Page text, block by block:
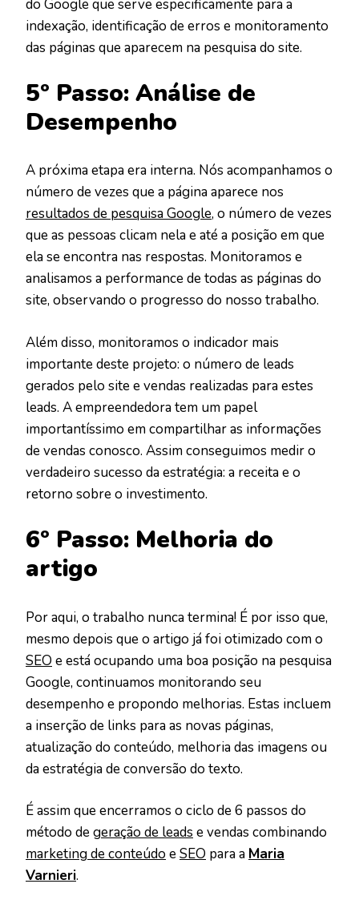
do Google que serve especificamente para a
indexação, identificação de erros e monitoramento
das páginas que aparecem na pesquisa do site.
5º Passo: Análise de
Desempenho
A próxima etapa era interna. Nós acompanhamos o
número de vezes que a página aparece nos
resultados de pesquisa Google, o número de vezes
que as pessoas clicam nela e até a posição em que
ela se encontra nas respostas. Monitoramos e
analisamos a performance de todas as páginas do
site, observando o progresso do nosso trabalho.
Além disso, monitoramos o indicador mais
importante deste projeto: o número de leads
gerados pelo site e vendas realizadas para estes
leads. A empreendedora tem um papel
importantíssimo em compartilhar as informações
de vendas conosco. Assim conseguimos medir o
verdadeiro sucesso da estratégia: a receita e o
retorno sobre o investimento.
6º Passo: Melhoria do
artigo
Por aqui, o trabalho nunca termina! É por isso que,
mesmo depois que o artigo já foi otimizado com o
SEO e está ocupando uma boa posição na pesquisa
Google, continuamos monitorando seu
desempenho e propondo melhorias. Estas incluem
a inserção de links para as novas páginas,
atualização do conteúdo, melhoria das imagens ou
da estratégia de conversão do texto.
É assim que encerramos o ciclo de 6 passos do
método degeração de leads e vendas combinando
marketing de conteúdo eSEO para a Maria
Varnieri.